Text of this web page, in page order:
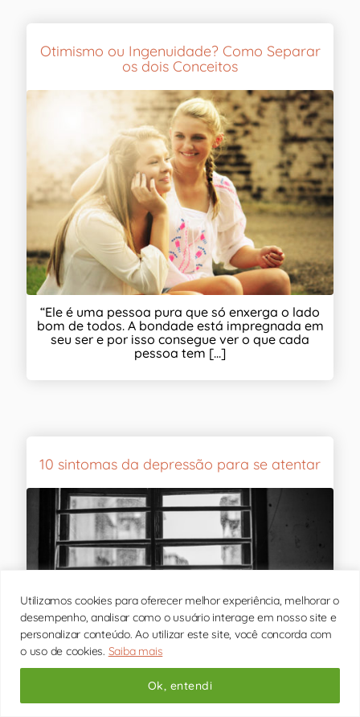
Utilizamos cookies para oferecer melhor experiência, melhorar o
desempenho, analisar como o usuário interage em nosso site e
personalizar conteúdo. Ao utilizar este site, você concorda com
o uso de cookies. Saiba mais
Ok, entendi
Otimismo ou Ingenuidade? Como Separar
os dois Conceitos
“Ele é uma pessoa pura que só enxerga o lado
bom de todos. A bondade está impregnada em
seu ser e por isso consegue ver o que cada
pessoa tem [...]
10 sintomas da depressão para se atentar